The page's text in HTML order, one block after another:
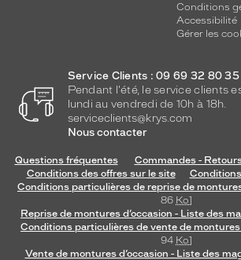
Conditions
Accessibilité
Gérer les
Service Clients : 09 69 32 80 35
Pendant l'été, le service clients
lundi au vendredi de 10h à 18h.
serviceclients@krys.com
Nous contacter
Questions fréquentes
Commandes -
Conditions des offres sur le site
Conditions particulières de reprise de
86 Ko]
Reprise de montures d’occasion - Liste des
Conditions particulières de vente de montures
94 Ko]
Vente de montures d’occasion - Liste des